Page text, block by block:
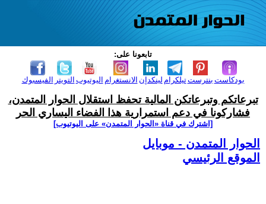
تابعونا على:
الفيسبوك التويتر اليوتيوب الانستغرام لينكدإن تيلكرامبنترست بودكاست
تبرعاتكم وتبرعاتكن المالية تحفظ استقلال الحوار المتمدن،
فشاركونا في دعم استمرارية هذا الفضاء اليساري الحر
[اشترك في قناة ‫«الحوار المتمدن» على اليوتيوب]
الحوار المتمدن - موبايل
الموقع الرئيسي